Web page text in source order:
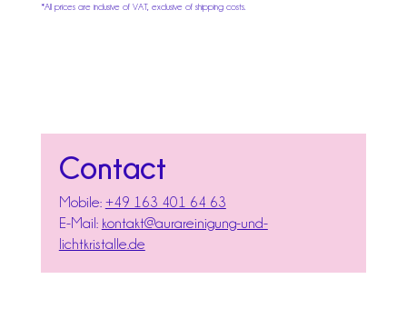
*All prices are inclusive of VAT, exclusive of shipping costs.
Contact
Mobile: +49 163 401 64 63
E-Mail: kontakt@aurareinigung-und-
lichtkristalle.de